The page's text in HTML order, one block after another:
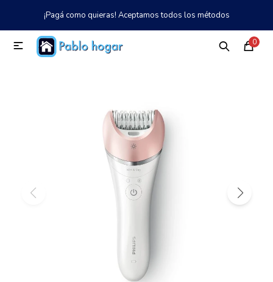
¡Pagá como quieras! Aceptamos todos los métodos
0

MI CUENTA
Catálogo Tienda 097 997 042
Tecnología